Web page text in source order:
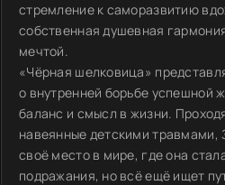
стремление к саморазвитию
собственная душевная
мечтой.
«Чёрная шелковица»
о внутренней борьбе успешной
баланс и смысл в жизни.
навеянные детскими травмами,
своё место в мире, где она
подражания, но всё ещё ищет